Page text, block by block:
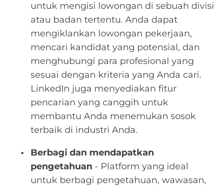
untuk mengisi lowongan di sebuah divisi
atau badan tertentu. Anda dapat
mengiklankan lowongan pekerjaan,
mencari kandidat yang potensial, dan
menghubungi para profesional yang
sesuai dengan kriteria yang Anda cari.
LinkedIn juga menyediakan fitur
pencarian yang canggih untuk
membantu Anda menemukan sosok
terbaik di industri Anda.
Berbagi dan mendapatkan
pengetahuan - Platform yang ideal
untuk berbagi pengetahuan, wawasan,